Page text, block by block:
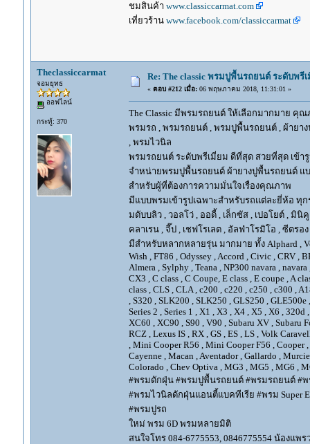
ชมสินค้า www.classiccarmat.com
เที่ยวร้าน www.facebook.com/classiccarmat
Theclassiccarmat
จอมยุทธ
ออฟไลน์
กระทู้: 370
Re: The classic พรมปูพื้นรถยนต์ ระดับพรี
« ตอบ #212 เมื่อ:06 พฤษภาคม 2018, 11:31:01 »
The Classic มีพรมรถยนต์ ให้เลือกมากมาย คุ
พรมรถ , พรมรถยนต์ , พรมปูพื้นรถยนต์ , ผ้ายา
, พรมไวนิล
พรมรถยนต์ ระดับพรีเมี่ยม ดีที่สุด สวยที่สุด เข้ารู
จำหน่ายพรมปูพื้นรถยนต์ ผ้ายางปูพื้นรถยนต์ แบบ
สำหรับผู้ที่ต้องการความมั่นใจเรื่องคุณภาพ
มีแบบพรมเข้ารูปเฉพาะสำหรับรถแต่ละยี่ห้อ ทุก
มดับบลิว , วอลโว่ , ออดี้ , เล็กซัส , เปอโยต์ , มินิ
คลาเรน , จี๊ป , เชฟโรเลต , อัลฟ่าโรมิโอ , ซีตร
มีสำหรับหลากหลายรุ่น มากมาย ทั้ง Alphard ,
Wish , FT86 , Odyssey , Accord , Civic , CRV ,
Almera , Sylphy , Teana , NP300 navara ,
CX3 , C class , C Coupe, E class , E coupe , A
class , CLS , CLA , c200 , c220 , c250 , c300 ,
, S320 , SLK200 , SLK250 , GLS250 , GLE500e
Series 2 , Series 1 , X1 , X3 , X4 , X5 , X6 ,
XC60 , XC90 , S90 , V90 , Subaru XV , Subaru
RCZ , Lexus IS , RX , GS , ES , LS , Volk
, Mini Cooper R56 , Mini Cooper F56 , Cooper
Cayenne , Macan , Aventador , Gallardo ,
Colorado , Chev Optiva , MG3 , MG5 , MG6 ,
#พรมดักฝุ่น #พรมปูพื้นรถยนต์ #พรมรถยนต์ #พ
#พรมไวนิลดักฝุ่นแอนตี้แบคทีเรีย #พรม Super
#พรมปูรถ
ใหม่ พรม 6D พรมหลายมิติ
สนใจโทร 084-6775553, 0846775554 น้องแพ